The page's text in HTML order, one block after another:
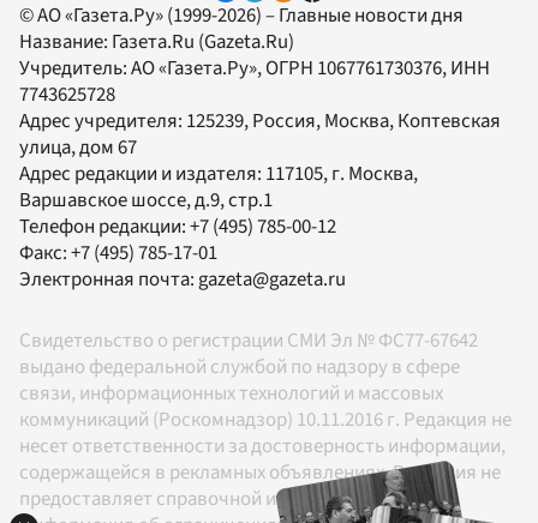
© АО «Газета.Ру» (1999-2026) – Главные новости дня
Название: Газета.Ru (Gazeta.Ru)
Учредитель:АО «Газета.Ру», ОГРН 1067761730376, ИНН
7743625728
Адрес учредителя: 125239, Россия, Москва, Коптевская
улица, дом 67
Адрес редакции и издателя: 117105, г. Москва,
Варшавское шоссе, д.9, стр.1
Телефон редакции:+7 (495) 785-00-12
Факс:+7 (495) 785-17-01
Электронная почта:gazeta@gazeta.ru
Свидетельство о регистрации СМИ Эл № ФС77-67642
выдано федеральной службой по надзору в сфере
связи, информационных технологий и массовых
коммуникаций (Роскомнадзор) 10.11.2016 г. Редакция не
несет ответственности за достоверность информации,
содержащейся в рекламных объявлениях. Редакция не
предоставляет справочной информации.